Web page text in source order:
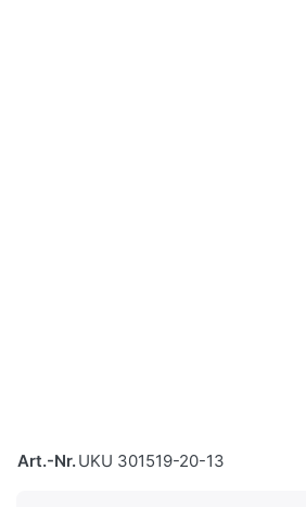
Art.-Nr.UKU 301519-20-13